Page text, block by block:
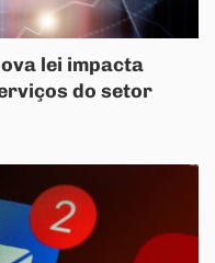
lei impacta
do setor